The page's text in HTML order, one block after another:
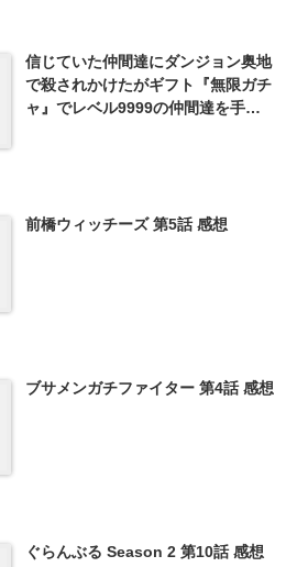
信じていた仲間達にダンジョン奥地
で殺されかけたがギフト『無限ガチ
ャ』でレベル9999の仲間達を手に
前橋ウィッチーズ 第5話 感想
ブサメンガチファイター 第4話 感想
ぐらんぶる Season 2 第10話 感想